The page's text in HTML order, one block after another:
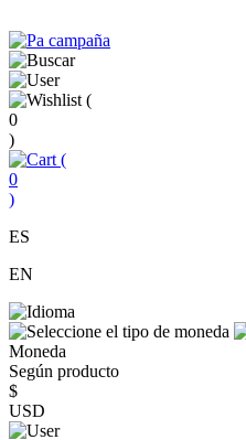
(
0
)
(
0
)
ES
EN
Moneda
Según producto
$
USD